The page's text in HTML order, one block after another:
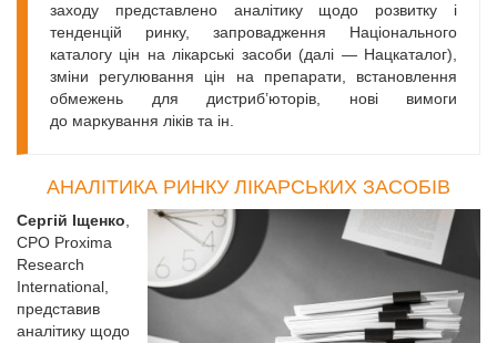
заходу представлено аналітику щодо розвитку і
тенденцій ринку, запровадження Національного
каталогу цін на лікарські засоби (далі — Нацкаталог),
зміни регулювання цін на препарати, встановлення
обмежень для дистриб’юторів, нові вимоги
до маркування ліків та ін.
АНАЛІТИКА РИНКУ ЛІКАРСЬКИХ ЗАСОБІВ
Сергій Іщенко
СРО Proxima
Research
International,
представив
аналітику щодо